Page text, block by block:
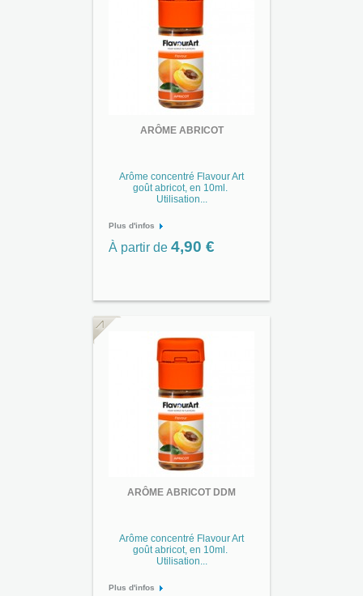
ARÔME ABRICOT
Arôme concentré Flavour Art
goût abricot, en 10ml.
Utilisation...
Plus d'infos
À partir de 4,90 €
ARÔME ABRICOT DDM
Arôme concentré Flavour Art
goût abricot, en 10ml.
Utilisation...
Plus d'infos